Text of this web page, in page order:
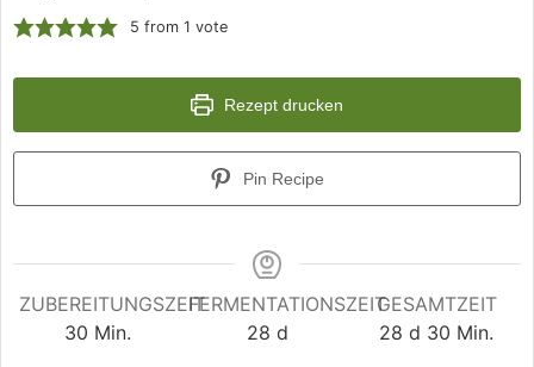
5 from 1 vote
Rezept drucken
Pin Recipe
ZUBEREITUNGSZEIT
30 Min.
FERMENTATIONSZEIT
28 d
GESAMTZEIT
28 d 30 Min.